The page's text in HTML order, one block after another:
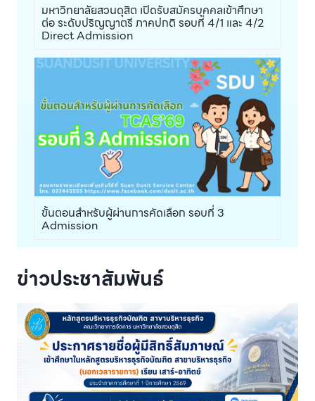
มหาวิทยาลัยสวนดุสิต เปิดรับสมัครบุคคลเข้าศึกษา
ต่อ ระดับปริญญาตรี ภาคปกติ รอบที่ 4/1 และ 4/2
Direct Admission
ขั้นตอนสำหรับผู้ผ่านการคัดเลือก รอบที่ 3
Admission
ข่าวประชาสัมพันธ์